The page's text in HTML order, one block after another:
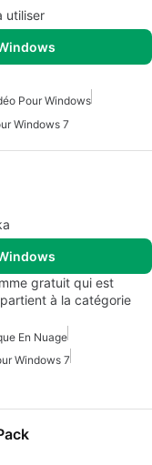
utiliser
Pour Windows
Windows 7
gratuit qui est
à la catégorie
En Nuage
Windows 7